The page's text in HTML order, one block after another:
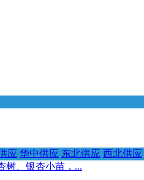
应 华中供应 东北供应 西北供应
树、银杏小苗，...